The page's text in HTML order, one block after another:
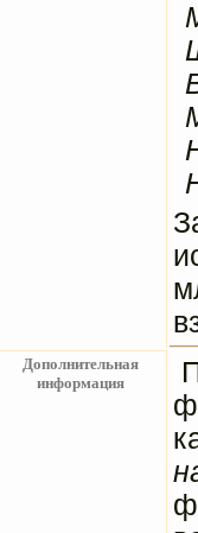
Дополнительная
информация